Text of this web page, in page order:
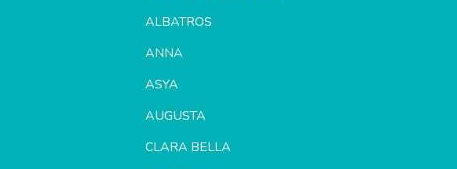
ALBATROS
ANNA
ASYA
AUGUSTA
CLARA BELLA